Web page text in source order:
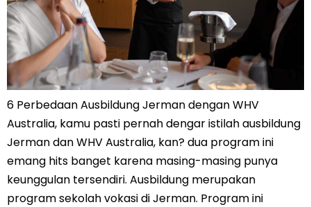
6 Perbedaan Ausbildung Jerman dengan WHV
Australia, kamu pasti pernah dengar istilah ausbildung
Jerman dan WHV Australia, kan? dua program ini
emang hits banget karena masing-masing punya
keunggulan tersendiri. Ausbildung merupakan
program sekolah vokasi di Jerman. Program ini